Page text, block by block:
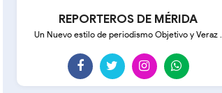
REPORTEROS DE MÉRIDA
Un Nuevo estilo de periodismo Objetivo y Veraz .